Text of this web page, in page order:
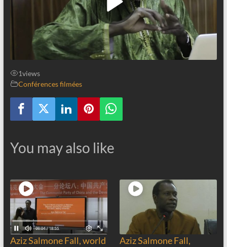
1views
Conférences filmées
You may also like
Aziz Salmone Fall, world
Aziz Salmone Fall,